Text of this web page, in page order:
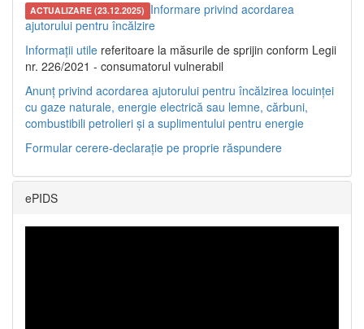
ACTUALIZARE (23.12.2025) Informare privind acordarea
ajutorului pentru încălzire
Informații utile referitoare la măsurile de sprijin conform Legii
nr. 226/2021 - consumatorul vulnerabil
Anunț privind acordarea ajutorului pentru încălzirea locuinței
cu gaze naturale, energie electrică sau lemne, cărbuni,
combustibili petrolieri și a suplimentului pentru energie
Formular cerere-declarație pe proprie răspundere
ePIDS